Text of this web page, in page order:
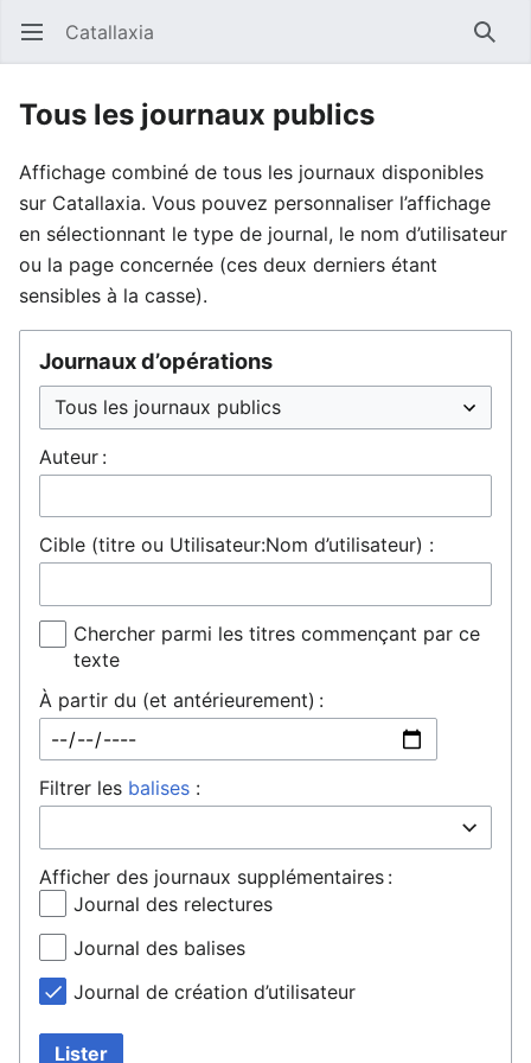
Ouvrir le menu principal Catallaxia
Tous les journaux publics
Affichage combiné de tous les journaux disponibles
sur Catallaxia. Vous pouvez personnaliser l’affichage
en sélectionnant le type de journal, le nom d’utilisateur
ou la page concernée (ces deux derniers étant
sensibles à la casse).
Journaux d’opérations
Auteur :
Cible (titre ou Utilisateur:Nom d’utilisateur) :
Chercher parmi les titres commençant par ce
texte
À partir du (et antérieurement) :
Filtrer les balises :
Afficher des journaux supplémentaires :
Journal des relectures
Journal des balises
Journal de création d’utilisateur
Lister